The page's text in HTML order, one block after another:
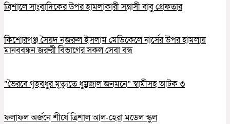
ত্রিশালে সাংবাদিকের উপর হামলাকারী সন্ত্রাসী বাবু গ্রেফতার
কিশোরগঞ্জ সৈয়দ নজরুল ইসলাম মেডিকেলে নার্সের উপর হামলায়
মানববন্ধন জরুরী বিভাগের সকল সেবা বন্ধ
“ভৈরবে গৃহবধুর মৃত্যুতে ধুম্রজাল জনমনে” স্বামীসহ আটক ৩
ফলাফল অর্জনে শীর্ষে ত্রিশাল আল-হেরা মডেল স্কুল